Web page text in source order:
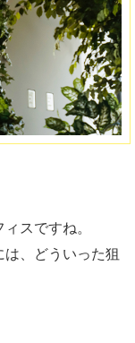
スですね。
、どういった狙